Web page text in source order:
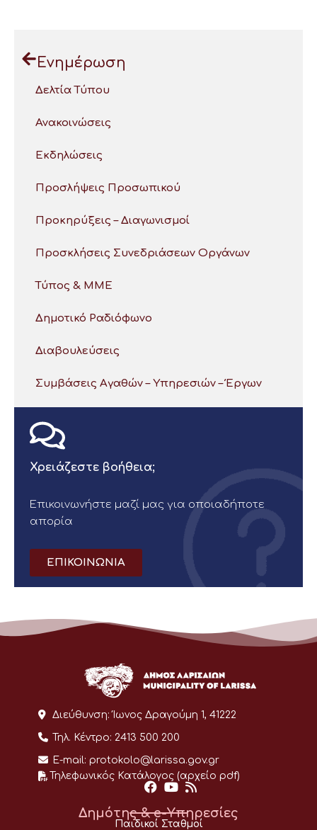
Ενημέρωση
Δελτία Τύπου
Ανακοινώσεις
Εκδηλώσεις
Προσλήψεις Προσωπικού
Προκηρύξεις – Διαγωνισμοί
Προσκλήσεις Συνεδριάσεων Οργάνων
Τύπος & ΜΜΕ
Δημοτικό Ραδιόφωνο
Διαβουλεύσεις
Συμβάσεις Αγαθών – Υπηρεσιών – Έργων
Χρειάζεστε βοήθεια;
Επικοινωνήστε μαζί μας για οποιαδήποτε
απορία
ΕΠΙΚΟΙΝΩΝΙΑ
Διεύθυνση: Ίωνος Δραγούμη 1, 41222
Τηλ. Κέντρο: 2413 500 200
E-mail: protokolo@larissa.gov.gr
Τηλεφωνικός Κατάλογος (αρχείο pdf)
Δημότης & e-Υπηρεσίες
Παιδικοί Σταθμοί